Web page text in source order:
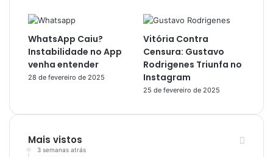
WhatsApp Caiu?
Instabilidade no App
venha entender
28 de fevereiro de 2025
Vitória Contra
Censura: Gustavo
Rodrigenes Triunfa no
Instagram
25 de fevereiro de 2025
Mais vistos
3 semanas atrás